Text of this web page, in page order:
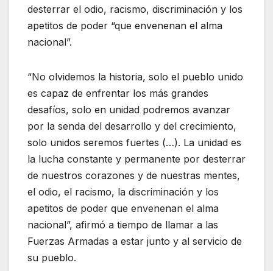
desterrar el odio, racismo, discriminación y los
apetitos de poder “que envenenan el alma
nacional”.
“No olvidemos la historia, solo el pueblo unido
es capaz de enfrentar los más grandes
desafíos, solo en unidad podremos avanzar
por la senda del desarrollo y del crecimiento,
solo unidos seremos fuertes (…). La unidad es
la lucha constante y permanente por desterrar
de nuestros corazones y de nuestras mentes,
el odio, el racismo, la discriminación y los
apetitos de poder que envenenan el alma
nacional”, afirmó a tiempo de llamar a las
Fuerzas Armadas a estar junto y al servicio de
su pueblo.